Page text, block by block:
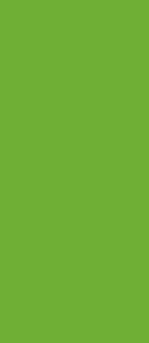
क्षेत्र अनुसार